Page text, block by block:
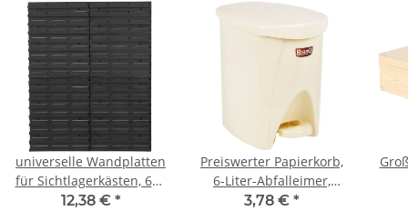
universelle Wandplatten
für Sichtlagerkästen, 690
x 770 mm Wandtafel
12,38 € *
Preiswerter Papierkorb,
6-Liter-Abfalleimer,
Abfallsammler,
3,78 € *